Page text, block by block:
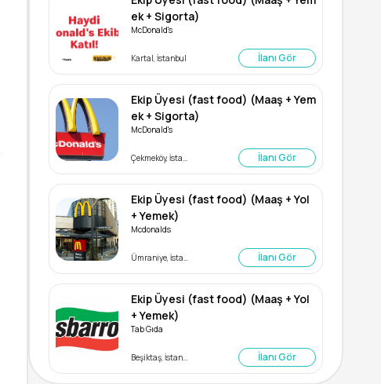
ek + Sigorta)
McDonald's
Kartal, İstanbul İlanı Gör
Ekip Üyesi (fast food) (Maaş + Yem
ek + Sigorta)
McDonald's
İlanı Gör
Ekip Üyesi (fast food) (Maaş + Yol
+ Yemek)
Mcdonalds
İlanı Gör
Ekip Üyesi (fast food) (Maaş + Yol
+ Yemek)
Tab Gıda
İlanı Gör